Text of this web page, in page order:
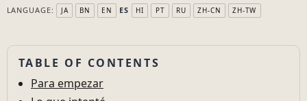
LANGUAGE:
JA BN EN ES HI PT RU ZH-CN ZH-TW
TABLE OF CONTENTS
Para empezar